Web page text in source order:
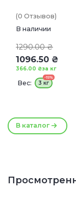
В каталог
(0 Отзывов)
В наличии
1290.00 ₴
1096.50 ₴
за кг
366.00 ₴
Вес:
-15%
3 кг